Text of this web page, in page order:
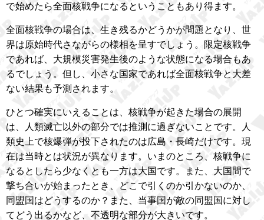
で始めたら全面核戦争になるということもあり得ます。
全面核戦争の場合は、生き残るかどうかが問題となり、世
界は原始時代さながらの様相を呈すでしょう。限定核戦争
であれば、大規模災害発生後のような状態になる場合もあ
るでしょう。但し、小さな国家であれば全面核戦争と大差
ない結果も予測されます。
ひとつ確実にいえることは、核戦争が起きた場合の展開
は、人類滅亡以外の部分では推測に過ぎないことです。人
類史上で核爆弾が投下されたのは広島・長崎だけです。現
在は当時とは状況が異なります。いまのところ、核戦争に
なるとしたら少なくとも一方は大国です。また、大国間で
撃ち合いが始まったとき、どこで引くのか引かないのか、
同盟国はどうするのか？また、当事国が敵の同盟国に対し
てどう出るかなど、不透明な部分が大きいです。